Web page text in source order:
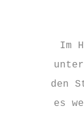
Im
den
es